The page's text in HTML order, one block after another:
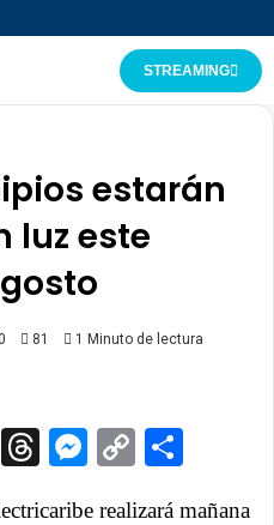
STREAMING
estarán
luz este
81 1 Minuto de lectura
X ThreadsCopy
realizará mañana